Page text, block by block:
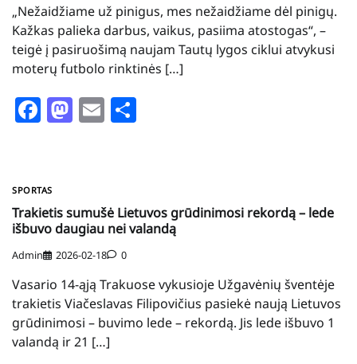
„Nežaidžiame už pinigus, mes nežaidžiame dėl pinigų.
Kažkas palieka darbus, vaikus, pasiima atostogas“, –
teigė į pasiruošimą naujam Tautų lygos ciklui atvykusi
moterų futbolo rinktinės […]
Facebook
Mastodon
Email
SPORTAS
Trakietis sumušė Lietuvos grūdinimosi rekordą – lede
išbuvo daugiau nei valandą
Admin 2026-02-18 0
Vasario 14-ąją Trakuose vykusioje Užgavėnių šventėje
trakietis Viačeslavas Filipovičius pasiekė naują Lietuvos
grūdinimosi – buvimo lede – rekordą. Jis lede išbuvo 1
valandą ir 21 […]